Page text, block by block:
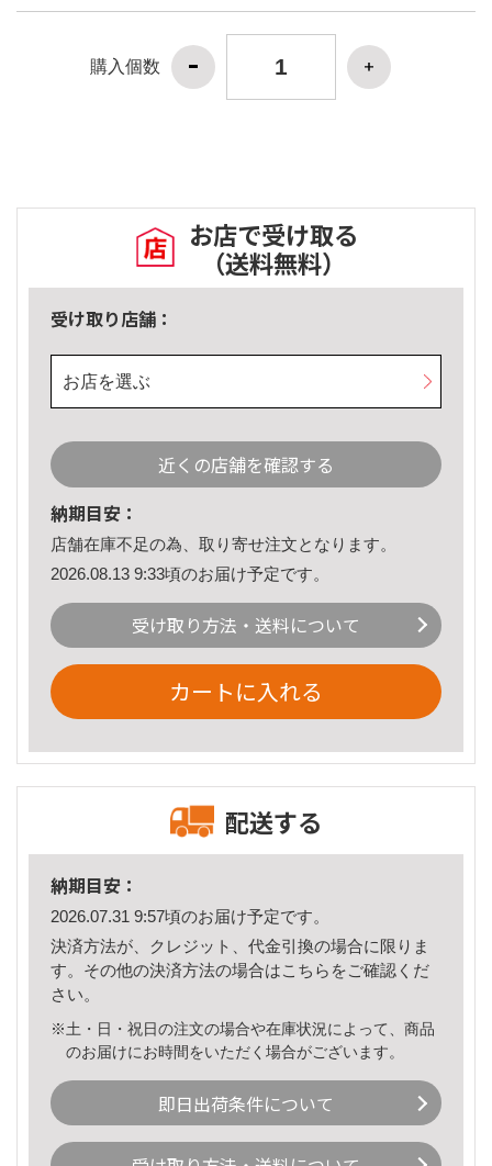
購入個数
お店で受け取る
（送料無料）
受け取り店舗：
お店を選ぶ
近くの店舗を確認する
納期目安：
店舗在庫不足の為、取り寄せ注文となります。
2026.08.13 9:33頃のお届け予定です。
受け取り方法・送料について
カートに入れる
配送する
納期目安：
2026.07.31 9:57頃のお届け予定です。
決済方法が、クレジット、代金引換の場合に限りま
す。その他の決済方法の場合はこちら をご確認くだ
さい。
※土・日・祝日の注文の場合や在庫状況によって、商品
のお届けにお時間をいただく場合がございます。
即日出荷条件について